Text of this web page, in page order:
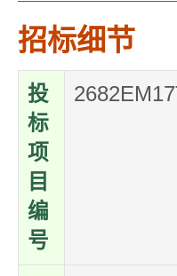
招标细节
投
标
项
目
编
号